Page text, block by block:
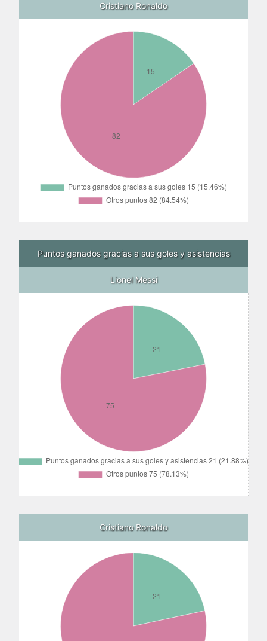
Cristiano Ronaldo
Puntos ganados gracias a sus goles y asistencias
Lionel Messi
Cristiano Ronaldo